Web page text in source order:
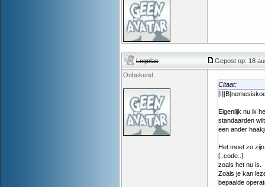
Legolas
Gepost op: 18
Onbekend
Citaat:
Eigenlijk nu ik
standaarden
een ander
Het moet zo
[..code..]
zoals het nu is.
Zoals je kan
bepaalde